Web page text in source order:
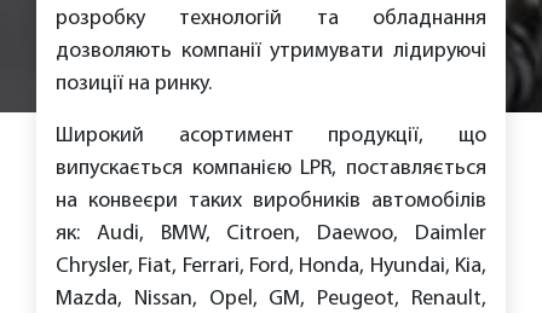
розробку технологій та обладнання
дозволяють компанії утримувати лідируючі
позиції на ринку.
Широкий асортимент продукції, що
випускається компанією LPR, поставляється
на конвеєри таких виробників автомобілів
як: Audi, BMW, Citroen, Daewoo, Daimler
Chrysler, Fiat, Ferrari, Ford, Honda, Hyundai, Kia,
Mazda, Nissan, Opel, GM, Peugeot, Renault,